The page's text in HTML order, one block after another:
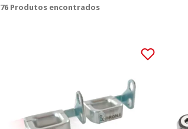
76Produtos encontrados